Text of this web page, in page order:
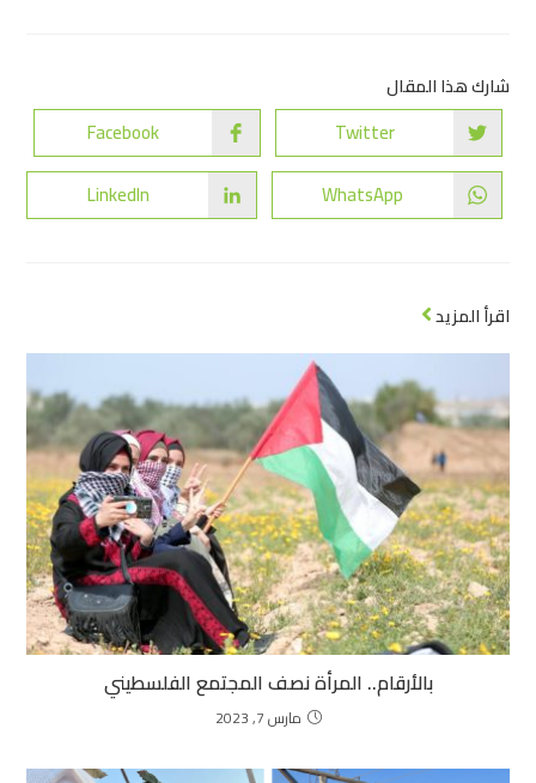
شارك هذا المقال
Twitter
Facebook
WhatsApp
LinkedIn
اقرأ المزيد
بالأرقام.. المرأة نصف المجتمع الفلسطيني
مارس 7, 2023